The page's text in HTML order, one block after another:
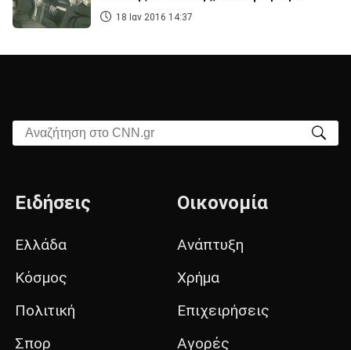
18 Ιαν 2016 14:37
Αναζήτηση στο CNN.gr
Ειδήσεις
Ελλάδα
Κόσμος
Πολιτική
Σπορ
Οικονομία
Ανάπτυξη
Χρήμα
Επιχειρήσεις
Αγορές